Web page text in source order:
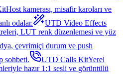
Host kamerası, misafir karoları ve
odalar.
UTD Video Effects
LUT renk düzenlemesi ve yüz
çevrimiçi durum ve push
sohbeti.
UTD Calls KitYerel
hazır 1:1 sesli ve görüntülü